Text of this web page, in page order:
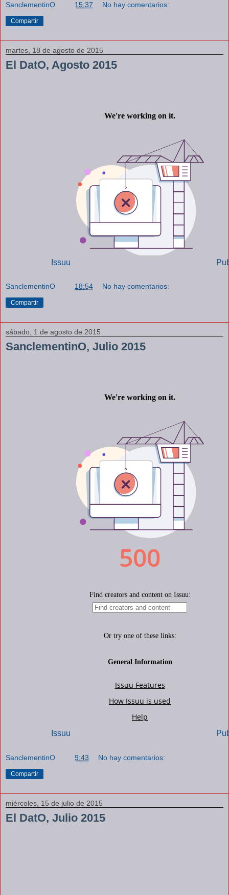
SanclementinO 15:37 No hay comentarios:
Compartir
martes, 18 de agosto de 2015
El DatO, Agosto 2015
Issuu
SanclementinO 18:54 No hay comentarios:
Compartir
sábado, 1 de agosto de 2015
SanclementinO, Julio 2015
Issuu
SanclementinO 9:43 No hay comentarios:
Compartir
miércoles, 15 de julio de 2015
El DatO, Julio 2015